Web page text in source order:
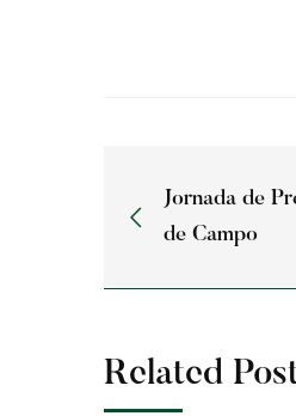
Jornada de
de Campo
Related